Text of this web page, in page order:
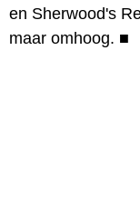
en Sherwood's
maar omhoog. ■